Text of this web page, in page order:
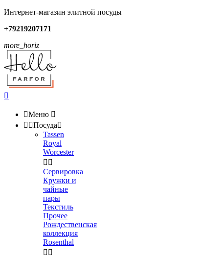
Интернет-магазин элитной посуды
+79219207171
more_horiz

Меню 
 Посуда
Tassen
Royal
Worcester
 
Сервировка
Кружки и
чайные
пары
Текстиль
Прочее
Рождественская
коллекция
Rosenthal
 